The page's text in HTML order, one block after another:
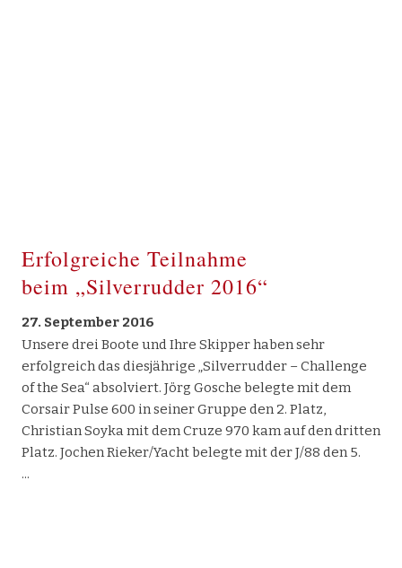
Erfolgreiche Teilnahme
beim „Silverrudder 2016“
27. September 2016
Unsere drei Boote und Ihre Skipper haben sehr
erfolgreich das diesjährige „Silverrudder – Challenge
of the Sea“ absolviert. Jörg Gosche belegte mit dem
Corsair Pulse 600 in seiner Gruppe den 2. Platz,
Christian Soyka mit dem Cruze 970 kam auf den dritten
Platz. Jochen Rieker/Yacht belegte mit der J/88 den 5.